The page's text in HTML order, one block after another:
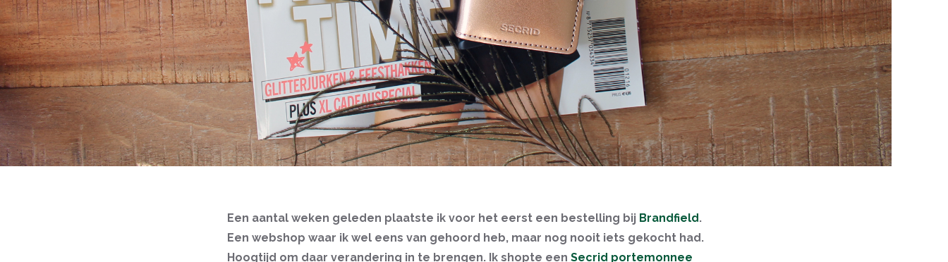
Een aantal weken geleden plaatste ik voor het eerst een bestelling bij Brandfield.
Een webshop waar ik wel eens van gehoord heb, maar nog nooit iets gekocht had.
Hoogtijd om daar verandering in te brengen. Ik shopte een Secrid portemonnee